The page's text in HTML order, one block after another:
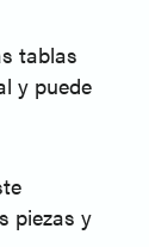
tablas
y puede
piezas y